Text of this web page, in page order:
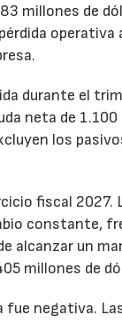
millones de
operativa
durante el
neta de
los
fiscal 2027.
constante,
alcanzar un
millones de
fue negativa.